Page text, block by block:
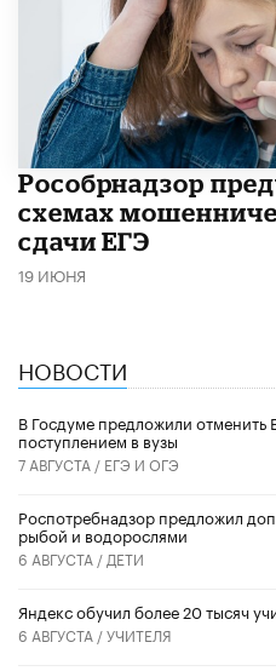
Рособрнадзор
схемах
сдачи ЕГЭ
19 ИЮНЯ
НОВОСТИ
В Госдуме предложили отменить
поступлением в вузы
7 АВГУСТА / ЕГЭ И ОГЭ
Роспотребнадзор предложил
рыбой и водорослями
6 АВГУСТА / ДЕТИ
​Яндекс обучил более 20 тысяч
6 АВГУСТА /УЧИТЕЛЯ